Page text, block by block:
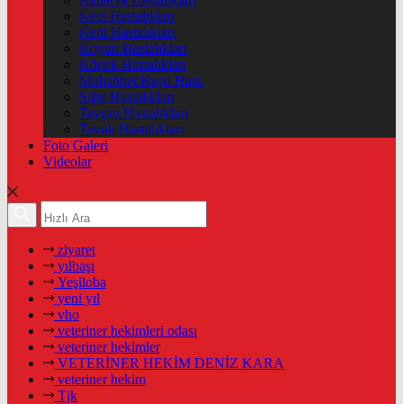
Keçi Hastalıkları
Kedi Hastalıkları
Koyun Hastalıkları
Köpek Hastalıkları
Muhabbet Kuşu Hast.
Sığır Hastalıkları
Tavşan Hastalıkları
Tavuk Hastalıkları
Foto Galeri
Videolar
ziyaret
yılbaşı
Yeşiloba
yeni yıl
vho
veteriner hekimleri odası
veteriner hekimler
VETERİNER HEKİM DENİZ KARA
veteriner hekim
Tjk